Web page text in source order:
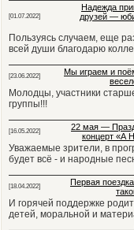
[01.07.2022]
Надежда
друзей —
Пользуясь случаем, еще
всей души благодарю
[23.06.2022]
Мы играем и
Молодцы, участники
группы!!!
[16.05.2022]
22 мая —
концерт «А
Уважаемые зрители, в
будет всё - и народные
[18.04.2022]
Первая
И горячей поддержке
детей, моральной и